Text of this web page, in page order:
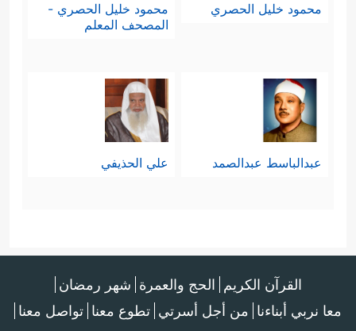
محمود خليل الحصري
محمود خليل الحصري -
المصحف المعلم
عبدالباسط عبدالصمد علي الحذيفي
القرآن الكريم الحج والعمرة شهر رمضان
معا نربي أبناءنا من أجل أسرتي تطوع معنا تواصل معنا